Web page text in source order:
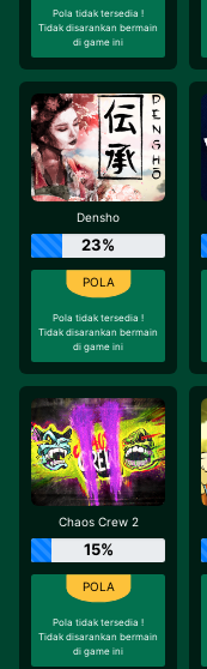
Pola tidak tersedia !
Tidak disarankan bermain
di game ini
Densho
23%
Pola tidak tersedia !
Tidak disarankan bermain
di game ini
Chaos Crew 2
15%
Pola tidak tersedia !
Tidak disarankan bermain
di game ini